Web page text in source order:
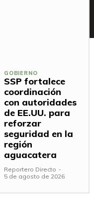
GOBIERNO
SSP fortalece
coordinación
con autoridades
de EE.UU. para
reforzar
seguridad en la
región
aguacatera
Reportero Directo -
5 de agosto de 2026